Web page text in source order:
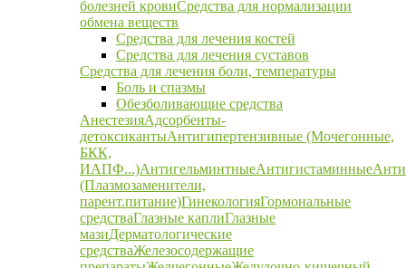
болезней кровиСредства для нормализации
обмена веществ
Средства для лечения костей
Средства для лечения суставов
Средства для лечения боли, температуры
Боль и спазмы
Обезболивающие средства
АнестезияАдсорбенты-
детоксикантыАнтигипертензивные (Мочегонные,
БКК,
ИАПФ...)АнтигельминтныеАнтигистаминные
(Плазмозаменители,
парент.питание)ГинекологияГормональные
средстваГлазные каплиГлазные
мазиДерматологические
средстваЖелезосодержащие